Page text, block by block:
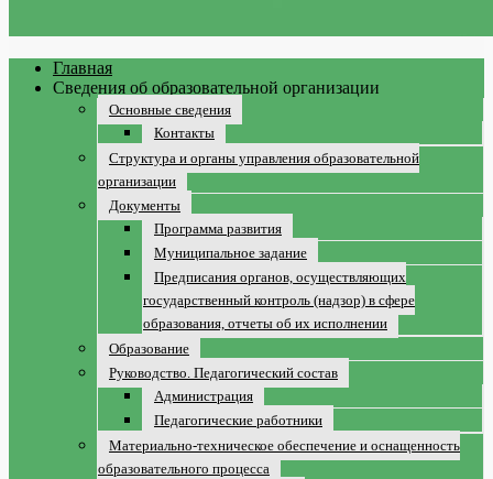
Главная
Сведения об образовательной организации
Основные сведения
Контакты
Структура и органы управления образовательной
организации
Документы
Программа развития
Муниципальное задание
Предписания органов, осуществляющих
государственный контроль (надзор) в сфере
образования, отчеты об их исполнении
Образование
Руководство. Педагогический состав
Администрация
Педагогические работники
Материально-техническое обеспечение и оснащенность
образовательного процесса